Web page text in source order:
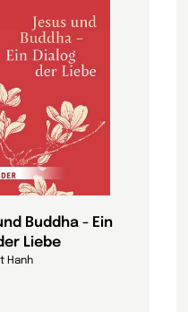
Buddha - Ein
Liebe
Hanh